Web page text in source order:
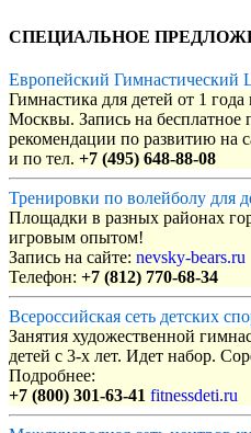
СПЕЦИАЛЬНОЕ
Европейский Гимнастический
Гимнастика для детей от 1
Москвы. Запись на бесплатное
рекомендации по развитию на
и по тел. +7 (495) 648-88-08
Тренировки по волейболу для
Площадки в разных районах
игровым опытом!
Запись на сайте: nevsky-bears.ru
Телефон: +7 (812) 770-68-34
Всероссийская сеть детских
Занятия художественной
детей с 3-х лет. Идет набор.
Подробнее:
+7 (800) 301-63-41 fitnessdeti.ru